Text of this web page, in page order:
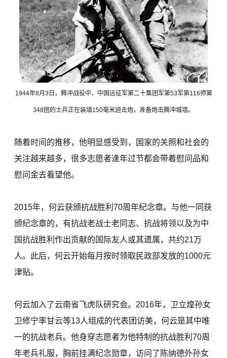
1944年8月3日，腾冲战役中，中国远征军第二十集团军第53军第116师第
348团的士兵正在装填150毫米迫击炮，准备炮击腾冲城墙。
随着时间的推移，他明显感受到，国家的关照和社会的
关注越来越多，很多志愿者逢年过节都会带着慰问品和
慰问金去看望他。
2015年，何云获颁抗战胜利70周年纪念章。与他一同获
颁纪念章的，有抗战老战士老同志、抗战将领以及为中
国抗战胜利作出贡献的国际友人或其遗属，共约21万
人。此后，何云开始每月按时领取民政部发放的1000元
津贴。
何云加入了云南省飞虎队研究会。2016年，卫立煌孙女
卫修宁率甘云等13人组成的代表团访美，何云是其中唯
一的抗战老兵。他身穿志愿者为他特制的抗战胜利70周
年老兵礼服，胸前挂满纪念勋章，访问了陈纳德外孙女